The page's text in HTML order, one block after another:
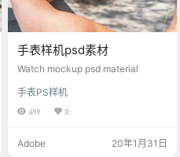
手表样机psd素材
Watch mockup psd material
手表PS样机
499 0
Adobe 20年1月31日